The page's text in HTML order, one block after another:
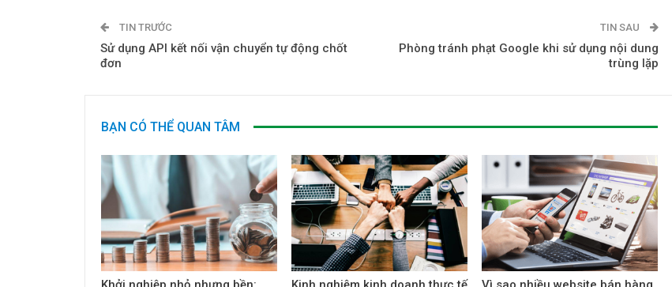
TIN TRƯỚC
Sử dụng API kết nối vận chuyển tự động chốt
đơn
TIN SAU
Phòng tránh phạt Google khi sử dụng nội dung
trùng lặp
BẠN CÓ THỂ QUAN TÂM